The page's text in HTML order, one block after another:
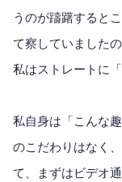
うのが躊躇すると
て察していました
私はストレートに
私自身は「こんな
のこだわりはなく
て、まずはビデオ